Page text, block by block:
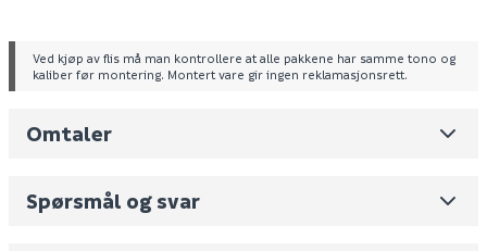
Spesifikasjoner
Farge: mintgrønn
Bruksområde: innendørs
Ved kjøp av flis må man kontrollere at alle pakkene har samme tono og
kaliber før montering. Montert vare gir ingen reklamasjonsrett.
Omtaler
Spørsmål og svar
Leverandørens varenummer 27486